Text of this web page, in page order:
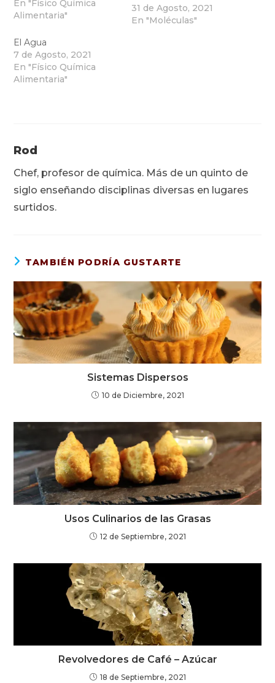
En "Físico Química
Alimentaria"
31 de Agosto, 2021
En "Moléculas"
El Agua
7 de Agosto, 2021
En "Físico Química
Alimentaria"
Rod
Chef, profesor de química. Más de un quinto de
siglo enseñando disciplinas diversas en lugares
surtidos.
TAMBIÉN PODRÍA GUSTARTE
Sistemas Dispersos
10 de Diciembre, 2021
Usos Culinarios de las Grasas
12 de Septiembre, 2021
Revolvedores de Café – Azúcar
18 de Septiembre, 2021